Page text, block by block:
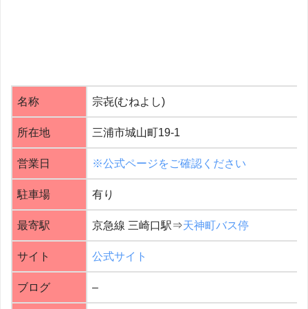
名称 宗㐂(むねよし)
所在地 三浦市城山町19-1
営業日 ※公式ページをご確認ください
駐車場 有り
最寄駅 京急線 三崎口駅⇒天神町バス停
サイト 公式サイト
ブログ –